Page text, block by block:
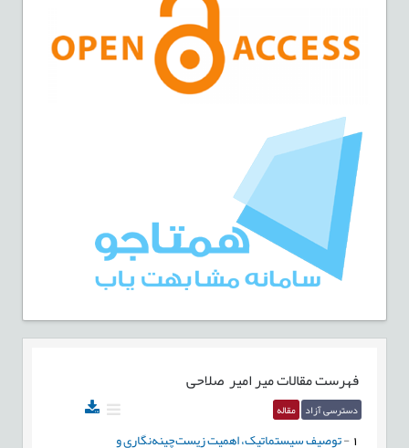
فهرست مقالاتمیر امیر صلاحی
دسترسی آزاد مقاله
-توصیف سیستماتیک، اهمیت زیست‌چینه‌نگاری و